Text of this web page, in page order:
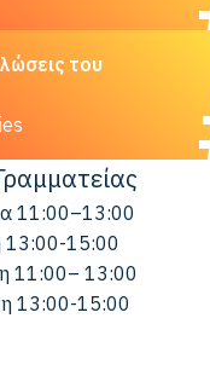
του
11:00–13:00
13:00-15:00
11:00– 13:00
13:00-15:00